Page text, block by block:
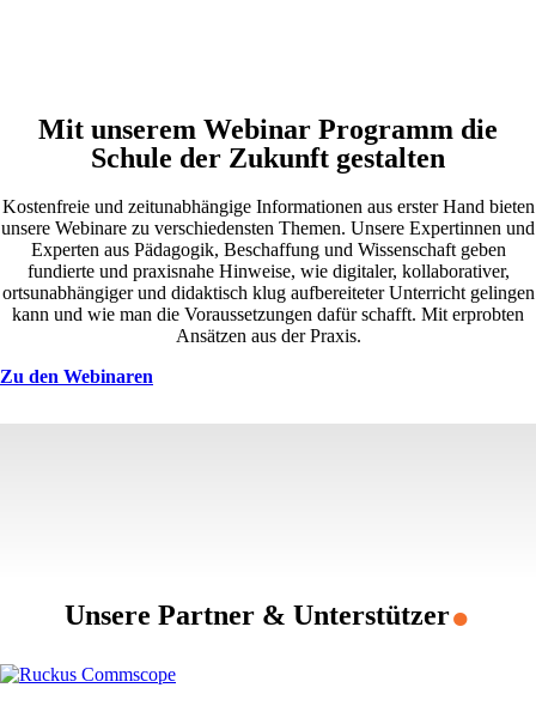
Mit unserem Webinar Programm die
Schule der Zukunft gestalten
Kostenfreie und zeitunabhängige Informationen aus erster Hand bieten
unsere Webinare zu verschiedensten Themen. Unsere Expertinnen und
Experten aus Pädagogik, Beschaffung und Wissenschaft geben
fundierte und praxisnahe Hinweise, wie digitaler, kollaborativer,
ortsunabhängiger und didaktisch klug aufbereiteter Unterricht gelingen
kann und wie man die Voraussetzungen dafür schafft. Mit erprobten
Ansätzen aus der Praxis.
Zu den Webinaren
Unsere Partner & Unterstützer.